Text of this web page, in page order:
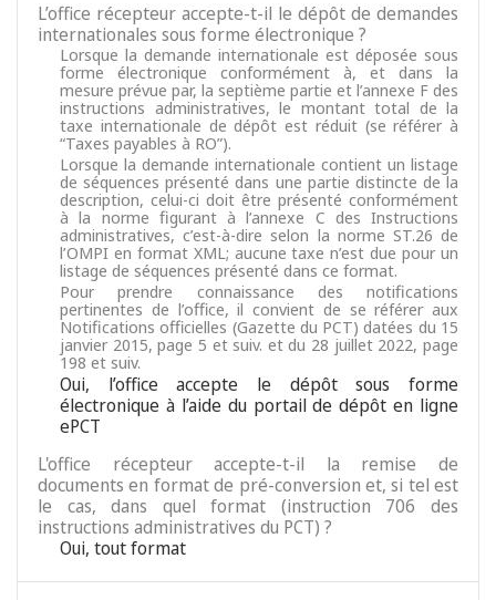
L’office récepteur accepte-t-il le dépôt de demandes
internationales sous forme électronique ?
Lorsque la demande internationale est déposée sous
forme électronique conformément à, et dans la
mesure prévue par, la septième partie et l’annexe F des
instructions administratives, le montant total de la
taxe internationale de dépôt est réduit (se référer à
“Taxes payables à RO”).
Lorsque la demande internationale contient un listage
de séquences présenté dans une partie distincte de la
description, celui-ci doit être présenté conformément
à la norme figurant à l’annexe C des Instructions
administratives, c’est-à-dire selon la norme ST.26 de
l’OMPI en format XML; aucune taxe n’est due pour un
listage de séquences présenté dans ce format.
Pour prendre connaissance des notifications
pertinentes de l’office, il convient de se référer aux
Notifications officielles (Gazette du PCT) datées du 15
janvier 2015, page 5 et suiv. et du 28 juillet 2022, page
198 et suiv.
Oui, l’office accepte le dépôt sous forme
électronique à l’aide du portail de dépôt en ligne
ePCT
L'office récepteur accepte-t-il la remise de
documents en format de pré-conversion et, si tel est
le cas, dans quel format (instruction 706 des
instructions administratives du PCT) ?
Oui, tout format